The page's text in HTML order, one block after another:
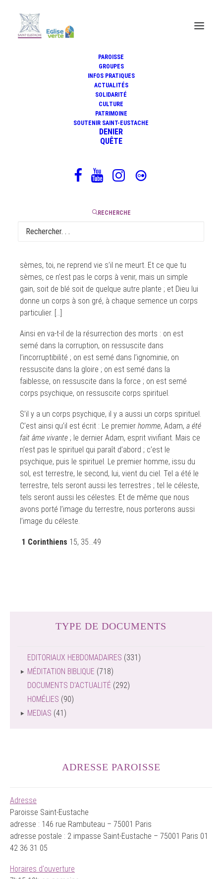
PAROISSE
GROUPES
INFOS PRATIQUES
ACTUALITÉS
SOLIDARITÉ
CULTURE
PATRIMOINE
SOUTENIR SAINT-EUSTACHE
DENIER
QUÊTE
RECHERCHE
Des Oratoriens méditent la
Bible. Michel Quesnel
(22.09.2018)
sèmes, toi, ne reprend vie s’il ne meurt. Et ce que tu
sèmes, ce n’est pas le corps à venir, mais un simple
gain, soit de blé soit de quelque autre plante ; et Dieu lui
donne un corps à son gré, à chaque semence un corps
particulier. […]
Ainsi en va-t-il de la résurrection des morts : on est
semé dans la corruption, on ressuscite dans
l’incorruptibilité ; on est semé dans l’ignominie, on
ressuscite dans la gloire ; on est semé dans la
faiblesse, on ressuscite dans la force ; on est semé
corps psychique, on ressuscite corps spirituel.
S’il y a un corps psychique, il y a aussi un corps spirituel.
C’est ainsi qu’il est écrit : Le premier homme, Adam, a été
fait âme vivante ; le dernier Adam, esprit vivifiant. Mais ce
n’est pas le spirituel qui paraît d’abord ; c’est le
psychique, puis le spirituel. Le premier homme, issu du
sol, est terrestre, le second, lui, vient du ciel. Tel a été le
terrestre, tels seront aussi les terrestres ; tel le céleste,
tels seront aussi les célestes. Et de même que nous
avons porté l’image du terrestre, nous porterons aussi
l’image du céleste.
1 Corinthiens 15, 35…49
TYPE DE DOCUMENTS
EDITORIAUX HEBDOMADAIRES (331)
MÉDITATION BIBLIQUE (718)
DOCUMENTS D'ACTUALITÉ (292)
HOMÉLIES (90)
MEDIAS (41)
ADRESSE PAROISSE
Adresse
Paroisse Saint-Eustache
adresse : 146 rue Rambuteau – 75001 Paris
adresse postale : 2 impasse Saint-Eustache – 75001 Paris 01
42 36 31 05
Horaires d'ouverture